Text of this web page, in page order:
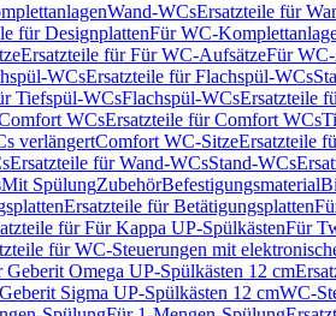
Wand-WCsErsatzteile für
für DesignplattenFür WC-
Ersatzteile für Für WC-AufsätzeFür
WCsErsatzteile für Flachspül-WCs
Tiefspül-WCsFlachspül-WCsErsatzteile
WCsErsatzteile für Comfort WCs
verlängertComfort WC-SitzeErsatzteile
Ersatzteile für Wand-WCsStand-WCs
Mit SpülungZubehörBefestigungsmaterial
Ersatzteile für Betätigungsplatten
für Für Kappa UP-SpülkästenFür
für WC-Steuerungen mit
Omega UP-Spülkästen 12 cm
Sigma UP-Spülkästen 12 cmWC-